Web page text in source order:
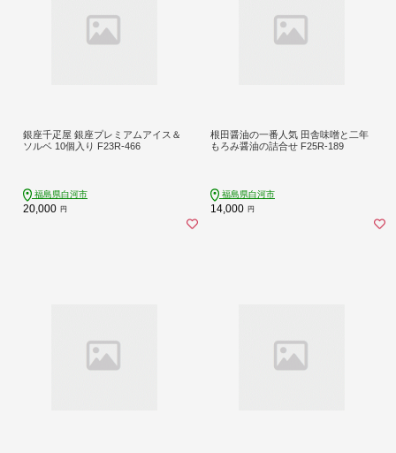
銀座千疋屋 銀座プレミアムアイス＆
ソルベ 10個入り F23R-466
福島県白河市
20,000 円
根田醤油の一番人気 田舎味噌と二年
もろみ醤油の詰合せ F25R-189
福島県白河市
14,000 円